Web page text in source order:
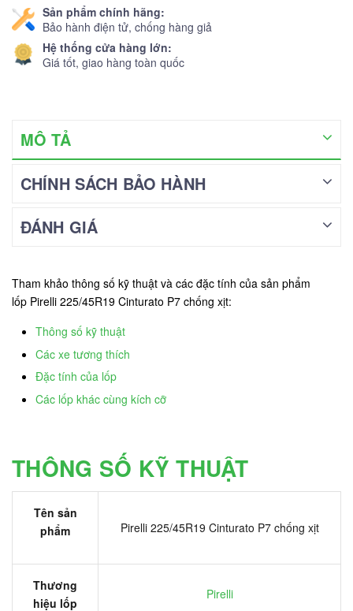
Sản phẩm chính hãng:
Bảo hành điện tử, chống hàng giả
Hệ thống cửa hàng lớn:
Giá tốt, giao hàng toàn quốc
MÔ TẢ
CHÍNH SÁCH BẢO HÀNH
ĐÁNH GIÁ
Tham khảo thông số kỹ thuật và các đặc tính của sản phẩm
lốp Pirelli 225/45R19 Cinturato P7 chống xịt:
Thông số kỹ thuật
Các xe tương thích
Đặc tính của lốp
Các lốp khác cùng kích cỡ
THÔNG SỐ KỸ THUẬT
Tên sản
phẩm
Pirelli 225/45R19 Cinturato P7 chống xịt
Thương
hiệu lốp
Pirelli